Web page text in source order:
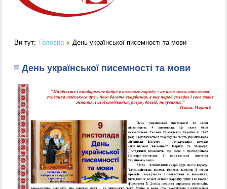
Ви тут: Головна День української писемності та мови
День української писемності та мови